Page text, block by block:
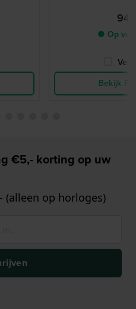
94,-
● Op
Bekijk
€5,- korting op uw
(alleen op horloges)